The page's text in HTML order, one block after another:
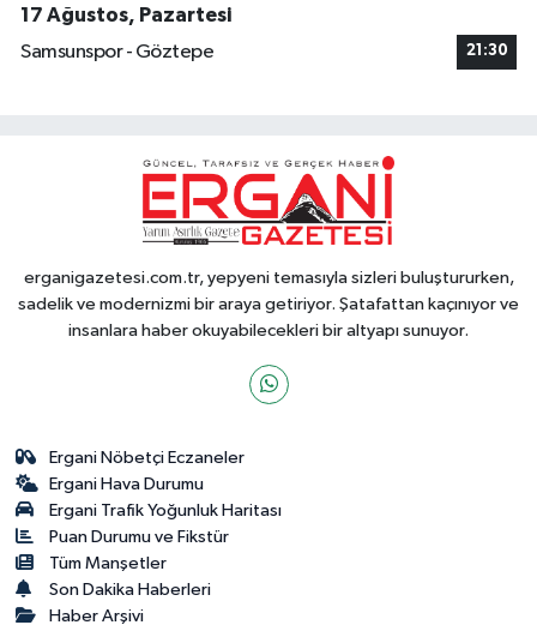
17 Ağustos, Pazartesi
Samsunspor - Göztepe
21:30
erganigazetesi.com.tr, yepyeni temasıyla sizleri buluştururken,
sadelik ve modernizmi bir araya getiriyor. Şatafattan kaçınıyor ve
insanlara haber okuyabilecekleri bir altyapı sunuyor.
Ergani Nöbetçi Eczaneler
Ergani Hava Durumu
Ergani Trafik Yoğunluk Haritası
Puan Durumu ve Fikstür
Tüm Manşetler
Son Dakika Haberleri
Haber Arşivi